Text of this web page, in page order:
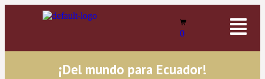
0
¡Del mundo para Ecuador!